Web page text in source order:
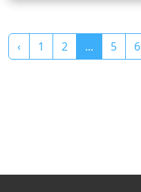
‹ 1 2 ... 5 6